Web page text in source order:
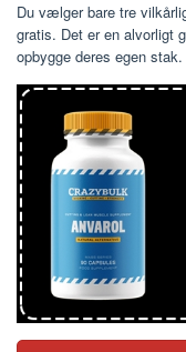
Du vælger bare tre
gratis. Det er en alvorligt
opbygge deres egen stak.